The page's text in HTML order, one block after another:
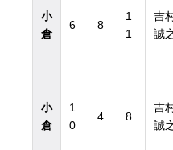
小
倉
6 8
1
1
吉
誠
小
倉
1
0
4 8
吉
誠